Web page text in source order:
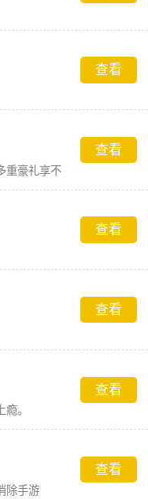
查看
重豪礼享不
查看
查看
查看
。
查看
除手游
查看